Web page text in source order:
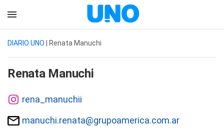
DIARIO UNO | Renata Manuchi
Renata Manuchi
rena_manuchii
manuchi.renata@grupoamerica.com.ar